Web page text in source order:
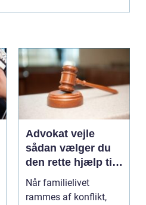
Advokat vejle
sådan vælger du
den rette hjælp til
familien
Når familielivet
rammes af konflikt,